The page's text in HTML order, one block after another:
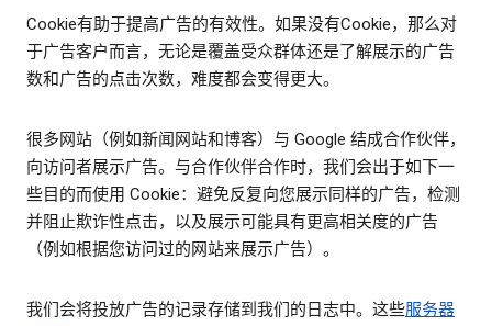
Cookie有助于提高广告的有效性。如果没有Cookie，那么对
于广告客户而言，无论是覆盖受众群体还是了解展示的广告
数和广告的点击次数，难度都会变得更大。
很多网站（例如新闻网站和博客）与 Google 结成合作伙伴，
向访问者展示广告。与合作伙伴合作时，我们会出于如下一
些目的而使用 Cookie：避免反复向您展示同样的广告，检测
并阻止欺诈性点击，以及展示可能具有更高相关度的广告
（例如根据您访问过的网站来展示广告）。
我们会将投放广告的记录存储到我们的日志中。这些服务器